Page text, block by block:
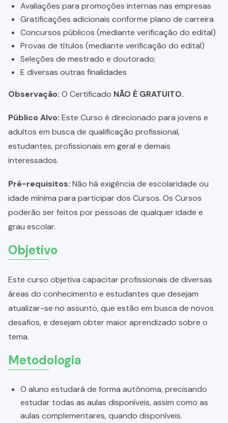
Avaliações para promoções internas nas empresas
Gratificações adicionais conforme plano de carreira
Concursos públicos (mediante verificação do edital)
Provas de títulos (mediante verificação do edital)
Seleções de mestrado e doutorado;
E diversas outras finalidades
Observação: O Certificado NÃO É GRATUITO.
Público Alvo: Este Curso é direcionado para jovens e
adultos em busca de qualificação profissional,
estudantes, profissionais em geral e demais
interessados.
Pré-requisitos: Não há exigência de escolaridade ou
idade mínima para participar dos Cursos. Os Cursos
poderão ser feitos por pessoas de qualquer idade e
grau escolar.
Objetivo
Este curso objetiva capacitar profissionais de diversas
áreas do conhecimento e estudantes que desejam
atualizar-se no assunto, que estão em busca de novos
desafios, e desejam obter maior aprendizado sobre o
tema.
Metodologia
O aluno estudará de forma autônoma, precisando
estudar todas as aulas disponíveis, assim como as
aulas complementares, quando disponíveis.